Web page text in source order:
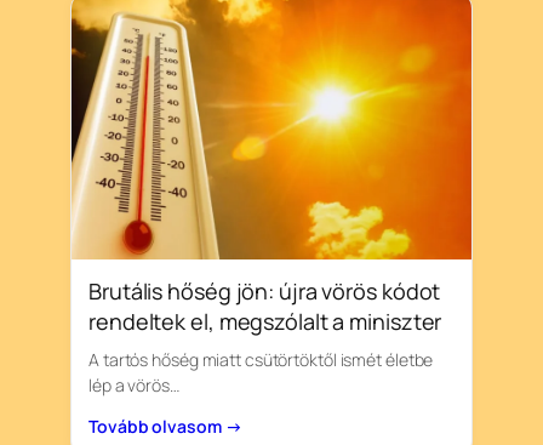
Brutális hőség jön: újra vörös kódot
rendeltek el, megszólalt a miniszter
A tartós hőség miatt csütörtöktől ismét életbe
lép a vörös…
Tovább olvasom →